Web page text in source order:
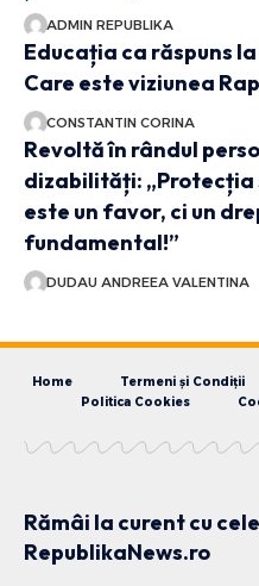
ADMIN REPUBLIKA
Educația ca răspuns
Care este viziunea
CONSTANTIN CORINA
Revoltă în rândul
dizabilități: „Protecția
este un favor, ci un
fundamental!”
DUDAU ANDREEA VALENTINA
Home Termeni și Condiții
Politica Cookies
Rămâi la curent cu
RepublikaNews.ro